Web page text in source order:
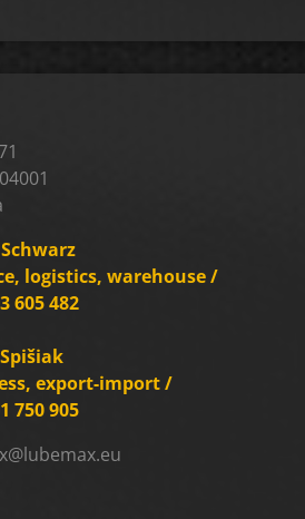
logistics, warehouse /
605 482
export-import /
750 905
lubemax.eu